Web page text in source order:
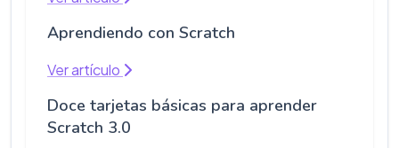
Aprendiendo con Scratch
Ver artículo
Doce tarjetas básicas para aprender
Scratch 3.0